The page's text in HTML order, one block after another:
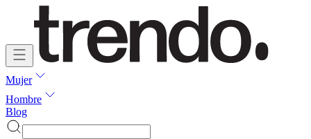
Mujer
Hombre
Blog